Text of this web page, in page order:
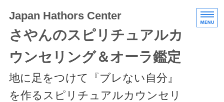
Japan Hathors Center
さやんのスピリチュアルカ
ウンセリング＆オーラ鑑定
地に足をつけて『ブレない自分』
を作るスピリチュアルカウンセリ